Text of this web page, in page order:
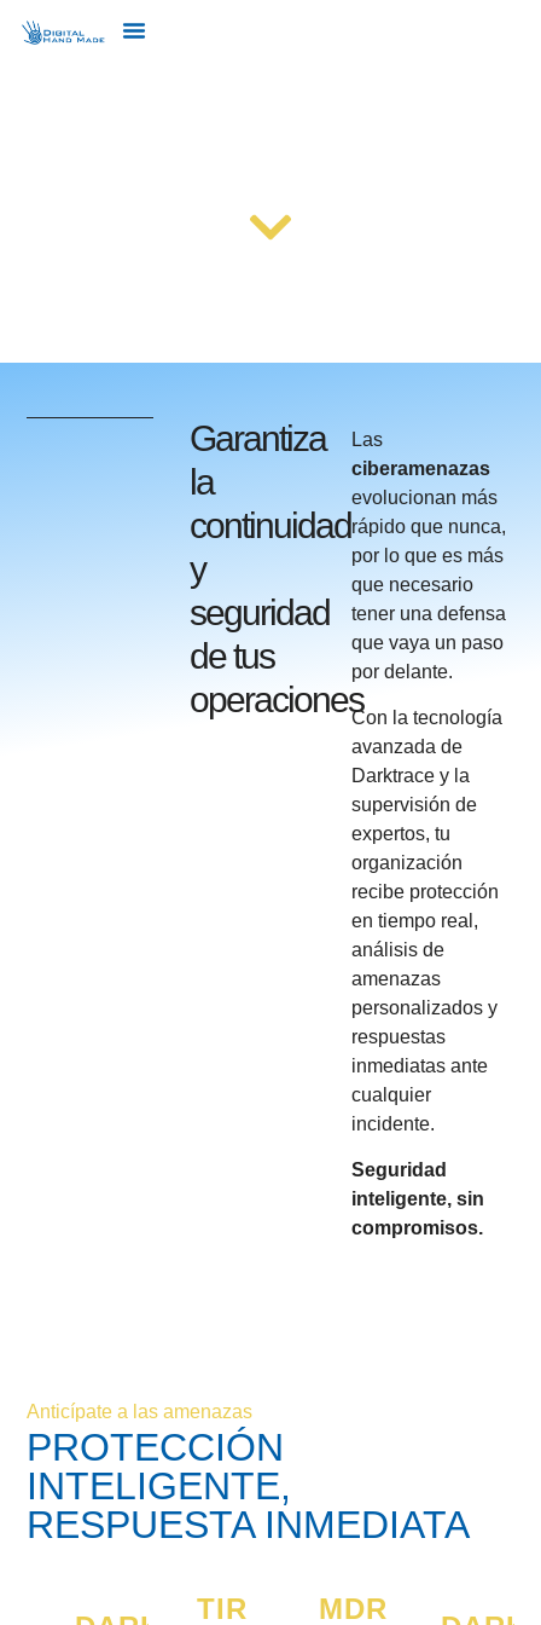
Garantiza
la
continuidad
y
seguridad
de tus
operaciones
Las
ciberamenazas
evolucionan más
rápido que nunca,
por lo que es más
que necesario
tener una defensa
que vaya un paso
por delante.
Con la tecnología
avanzada de
Darktrace y la
supervisión de
expertos, tu
organización
recibe protección
en tiempo real,
análisis de
amenazas
personalizados y
respuestas
inmediatas ante
cualquier
incidente.
Seguridad
inteligente, sin
compromisos.
Anticípate a las amenazas
PROTECCIÓN
INTELIGENTE,
RESPUESTA INMEDIATA
TIR
MDR